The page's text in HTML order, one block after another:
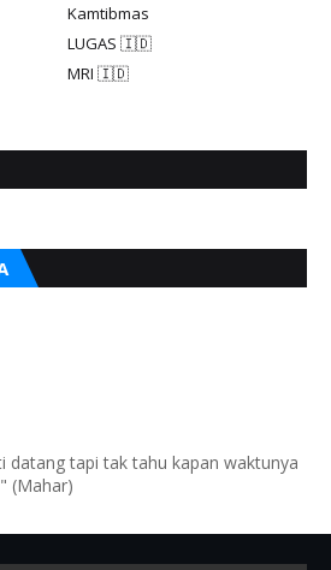
Kamtibmas
LUGAS 🇮🇩
MRI 🇮🇩
datang tapi tak tahu kapan waktunya
(Mahar)